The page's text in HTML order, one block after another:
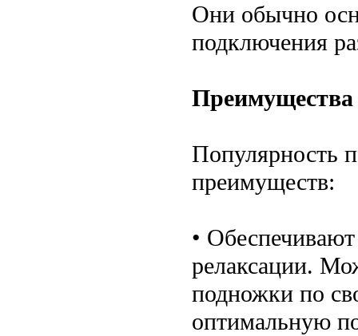
Они обычно
подключения
Преимущества
Популярность
преимуществ:
•
релаксации.
подножки по
оптимальную